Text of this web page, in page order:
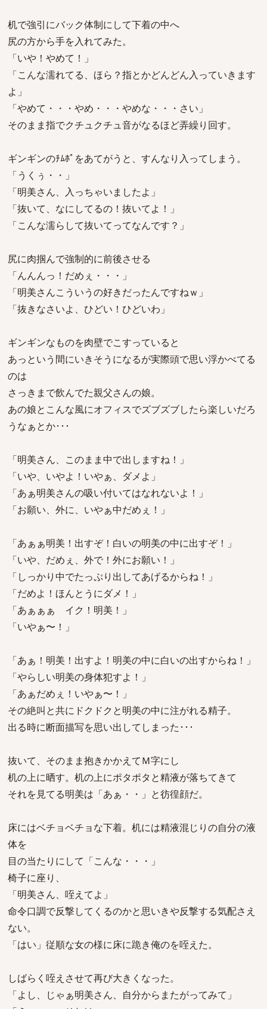
机で強引にバック体制にして下着の中へ
尻の方から手を入れてみた。
「いや！やめて！」
「こんな濡れてる、ほら？指とかどんどん入っていきます
よ」
「やめて・・・やめ・・・やめな・・・さい」
そのまま指でクチュクチュ音がなるほど弄繰り回す。
ギンギンのﾁﾑﾎﾟをあてがうと、すんなり入ってしまう。
「うくぅ・・」
「明美さん、入っちゃいましたよ」
「抜いて、なにしてるの！抜いてよ！」
「こんな濡らして抜いてってなんです？」
尻に肉掴んで強制的に前後させる
「んんんっ！だめぇ・・・」
「明美さんこういうの好きだったんですねｗ」
「抜きなさいよ、ひどい！ひどいわ」
ギンギンなものを肉壁でこすっていると
あっという間にいきそうになるが実際頭で思い浮かべてる
のは
さっきまで飲んでた親父さんの娘。
あの娘とこんな風にオフィスでズブズブしたら楽しいだろ
うなぁとか･･･
「明美さん、このまま中で出しますね！」
「いや、いやよ！いやぁ、ダメよ」
「あぁ明美さんの吸い付いてはなれないよ！」
「お願い、外に、いやぁ中だめぇ！」
「あぁぁ明美！出すぞ！白いの明美の中に出すぞ！」
「いや、だめぇ、外で！外にお願い！」
「しっかり中でたっぷり出してあげるからね！」
「だめよ！ほんとうにダメ！」
「あぁぁぁ イク！明美！」
「いやぁ〜！」
「あぁ！明美！出すよ！明美の中に白いの出すからね！」
「やらしい明美の身体犯すよ！」
「あぁだめぇ！いやぁ〜！」
その絶叫と共にドクドクと明美の中に注がれる精子。
出る時に断面描写を思い出してしまった･･･
抜いて、そのまま抱きかかえてＭ字にし
机の上に晒す。机の上にポタポタと精液が落ちてきて
それを見てる明美は「あぁ・・」と彷徨顔だ。
床にはベチョベチョな下着。机には精液混じりの自分の液
体を
目の当たりにして「こんな・・・」
椅子に座り、
「明美さん、咥えてよ」
命令口調で反撃してくるのかと思いきや反撃する気配さえ
ない。
「はい」従順な女の様に床に跪き俺のを咥えた。
しばらく咥えさせて再び大きくなった。
「よし、じゃぁ明美さん、自分からまたがってみて」